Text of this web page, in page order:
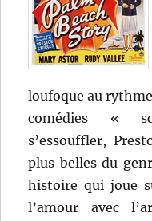
loufoque au
comédies «
s’essouffler,
plus belles du
histoire qui joue
l’amour avec